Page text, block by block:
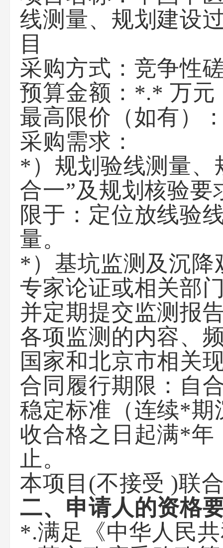
线测量、规划建设
目
采购方式：竞争性
预算金额：*.* 万元
最高限价（如有）
采购需求：
*）规划验线测量、
合一”及规划核验
限于：定位放线验
量。
*）基坑监测及沉降
专家论证或相关部
并定期提交监测报
各项监测的内容、
国家和北京市相关
合同履行期限：自
稳定标准（连续*期
收合格之日起满*年
止。
本项目(不接受 )联
二、申请人的资格
*.满足《中华人民